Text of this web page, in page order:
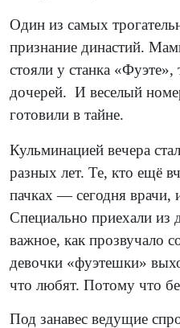
Один из самых
признание династий.
стояли у станка «Фуэте»,
дочерей. И веселый
готовили в тайне.
Кульминацией вечера
разных лет. Те, кто ещё
пачках — сегодня врачи,
Специально приехали из
важное, как прозвучало
девочки «фуэтешки»
что любят. Потому что
Под занавес ведущие